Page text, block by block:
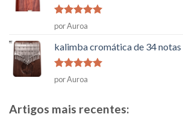
Classificado
como
5
por Auroa
kalimba cromática de 34 notas
Classificado
como
por Auroa
Artigos mais recentes: